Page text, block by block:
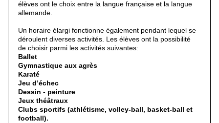
élèves ont le choix entre la langue française et la langue
allemande.
Un horaire élargi fonctionne également pendant lequel se
déroulent diverses activités. Les élèves ont la possibilité
de choisir parmi les activités suivantes:
Ballet
Gymnastique aux agrès
Karaté
Jeu d’échec
Dessin - peinture
Jeux théâtraux
Clubs sportifs (athlétisme, volley-ball, basket-ball et
football).